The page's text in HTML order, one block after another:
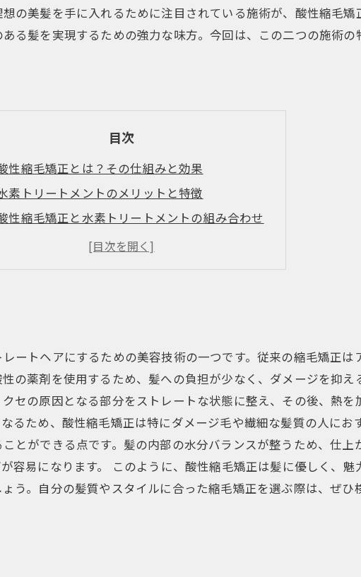
の美髪を手に入れるために注目されている施術が、酸性縮毛矯
る髪を実現するための強力な味方。今回は、この二つの施術
目次
性縮毛矯正とは？その仕組みと効果
素トリートメントのメリットと特徴
性縮毛矯正と水素トリートメントの組み合わせ
施術の流れと注意点
髪を実現するためのアフターケア
ートヘアにするための美容技術の一つです。従来の縮毛矯正は
の薬剤を使用するため、髪への負担が少なく、ダメージを抑え
セの原因となる部分をストレートな状態に整え、その後、熱を
るため、酸性縮毛矯正は特にダメージ毛や繊細な髪質の人にお
とができる点です。髪の内部の水分バランスが整うため、仕上
容易になります。 このように、酸性縮毛矯正は髪に優しく、
う。自分の髪質やスタイルに合った縮毛矯正を選ぶ際は、ぜひ